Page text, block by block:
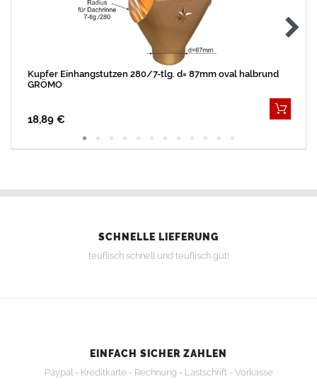
Kupfer Einhangstutzen 280/7-tlg. d= 87mm oval halbrund
GRÖMO
18,89 €
SCHNELLE LIEFERUNG
teuflisch schnell und teuflisch gut!
EINFACH SICHER ZAHLEN
Paypal - Kreditkarte - Rechnung - Lastschrift - Vorkasse